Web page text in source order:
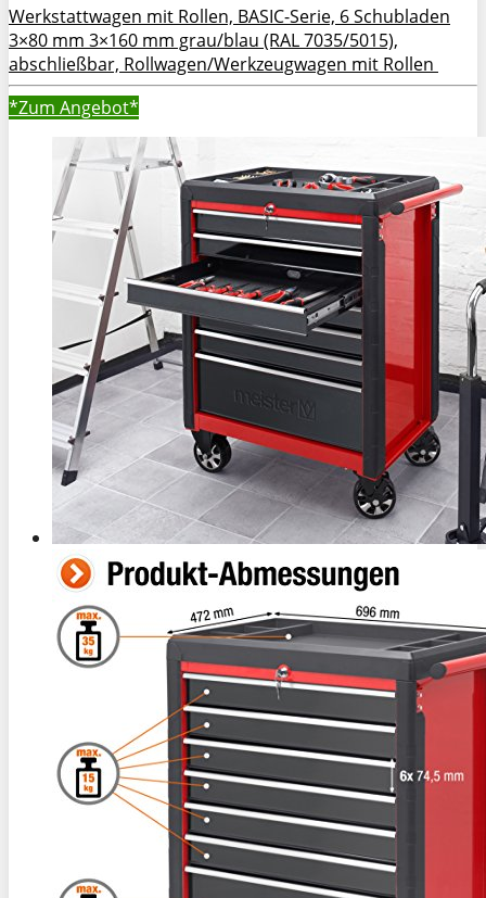
Werkstattwagen mit Rollen, BASIC-Serie, 6 Schubladen
3×80 mm 3×160 mm grau/blau (RAL 7035/5015),
abschließbar, Rollwagen/Werkzeugwagen mit Rollen
*Zum Angebot*